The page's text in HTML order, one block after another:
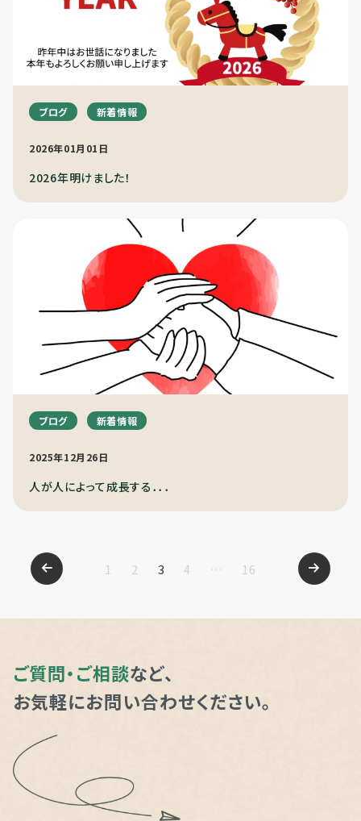
ブログ 新着情報
2026年01月01日
2026年明けました！
ブログ 新着情報
2025年12月26日
人が人によって成長する．．．
ペ
ー
1 2 3 4 … 16
ご質問・ご相談など、
お気軽にお問い合わせください。